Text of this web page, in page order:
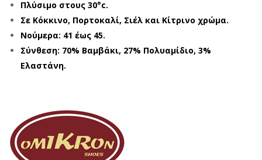
Πλύσιμο στους 30°c.
Σε Κόκκινο, Πορτοκαλί, Σιέλ και Κίτρινο χρώμα.
Νούμερα: 41 έως 45.
Σύνθεση: 70% Βαμβάκι, 27% Πολυαμίδιο, 3%
Ελαστάνη.